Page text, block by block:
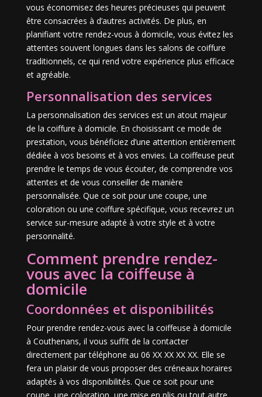
vous économisez des heures précieuses qui peuvent
être consacrées à d’autres activités. De plus, en
planifiant votre rendez-vous à domicile, vous évitez les
attentes souvent longues dans les salons de coiffure
traditionnels, ce qui rend votre expérience plus efficace
et agréable.
Personnalisation des services
La personnalisation des services est un atout majeur
de la coiffure à domicile. En choisissant ce mode de
prestation, vous bénéficiez d’une attention entièrement
dédiée à vos besoins et à vos envies. La coiffeuse peut
prendre le temps de vous écouter, de comprendre vos
attentes et de vous conseiller de manière
personnalisée. Que ce soit pour une coupe, une
coloration ou une coiffure spécifique, vous recevrez un
service sur-mesure adapté à votre style et à votre
personnalité.
Comment prendre rendez-
vous avec la coiffeuse à
domicile
Coordonnées et disponibilités
Pour prendre rendez-vous avec la coiffeuse à domicile
à Couthenans, il vous suffit de la contacter
directement par téléphone au 06 XX XX XX XX. Elle se
fera un plaisir de vous proposer des créneaux horaires
adaptés à vos disponibilités. Que ce soit pour une